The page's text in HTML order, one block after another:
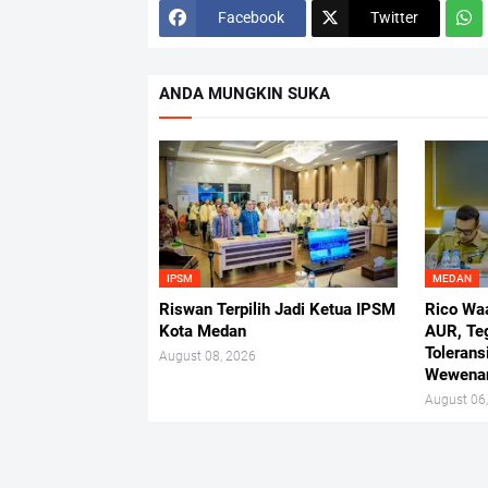
Facebook Twitter
ANDA MUNGKIN SUKA
IPSM
Riswan Terpilih Jadi Ketua IPSM
Kota Medan
August 08, 2026
MEDAN
Rico
AUR,
August